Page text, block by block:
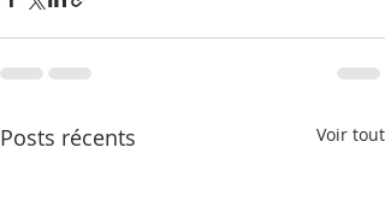
Posts récents Voir tout